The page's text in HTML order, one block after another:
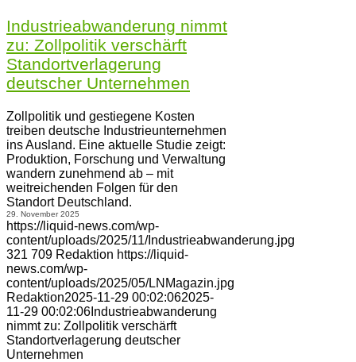
Industrieabwanderung nimmt
zu: Zollpolitik verschärft
Standortverlagerung
deutscher Unternehmen
Zollpolitik und gestiegene Kosten
treiben deutsche Industrieunternehmen
ins Ausland. Eine aktuelle Studie zeigt:
Produktion, Forschung und Verwaltung
wandern zunehmend ab – mit
weitreichenden Folgen für den
Standort Deutschland.
29. November 2025
https://liquid-news.com/wp-
content/uploads/2025/11/Industrieabwanderung.jpg
321 709 Redaktion https://liquid-
news.com/wp-
content/uploads/2025/05/LNMagazin.jpg
Redaktion2025-11-29 00:02:062025-
11-29 00:02:06 Industrieabwanderung
nimmt zu: Zollpolitik verschärft
Standortverlagerung deutscher
Unternehmen